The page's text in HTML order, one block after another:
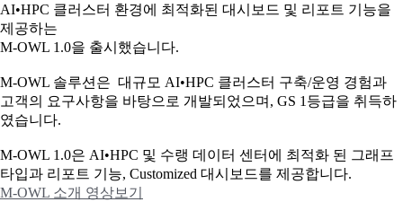
AI•HPC 클러스터 환경에 최적화된 대시보드 및 리포트 기능을
제공하는
M-OWL 1.0을 출시했습니다.
M-OWL 솔루션은 대규모 AI•HPC 클러스터 구축/운영 경험과
고객의 요구사항을 바탕으로 개발되었으며, GS 1등급을 취득하
였습니다.
M-OWL 1.0은 AI•HPC 및 수랭 데이터 센터에 최적화 된 그래프
타입과 리포트 기능, Customized 대시보드를 제공합니다.
M-OWL 소개 영상보기